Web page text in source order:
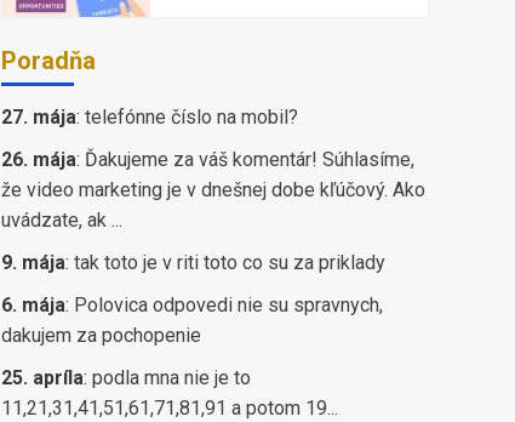
Poradňa
27. mája: telefónne číslo na mobil?
26. mája: Ďakujeme za váš komentár! Súhlasíme,
že video marketing je v dnešnej dobe kľúčový. Ako
uvádzate, ak ...
9. mája: tak toto je v riti toto co su za priklady
6. mája: Polovica odpovedi nie su spravnych,
dakujem za pochopenie
25. apríla: podla mna nie je to
11,21,31,41,51,61,71,81,91 a potom 19...